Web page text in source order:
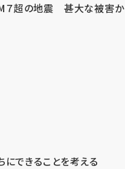
７超の地震 甚大な被害か
にできることを考える